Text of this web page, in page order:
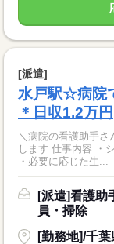
[派遣]
水戸駅☆病院
＊日収1.2万円
＼病院の看護助手
します 仕事内容 ・
・必要に応じた生...
[派遣]看護助
員・掃除
[勤務地]/千